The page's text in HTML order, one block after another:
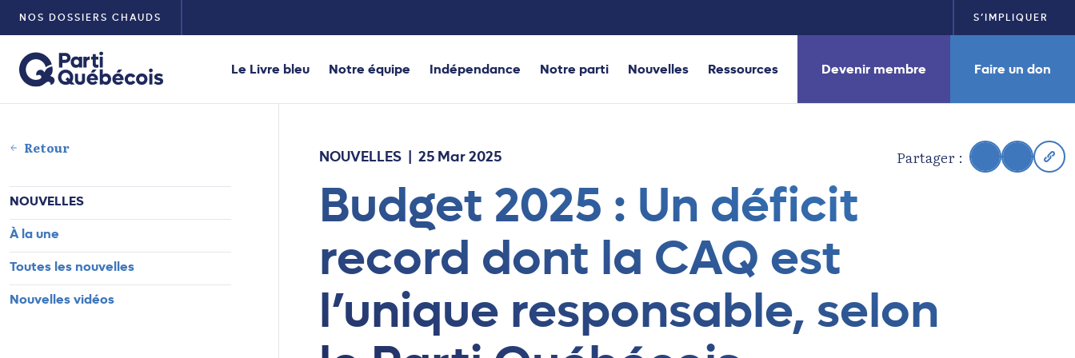
NOS DOSSIERS CHAUDS S’IMPLIQUER
Le Livre bleu Notre équipe Indépendance Notre parti Nouvelles Ressources Devenir membre Faire un don
Retour
NOUVELLES
À la une
Toutes les nouvelles
Nouvelles vidéos
NOUVELLES | 25 Mar 2025 Partager :
Budget 2025 : Un déficit
record dont la CAQ est
l’unique responsable, selon